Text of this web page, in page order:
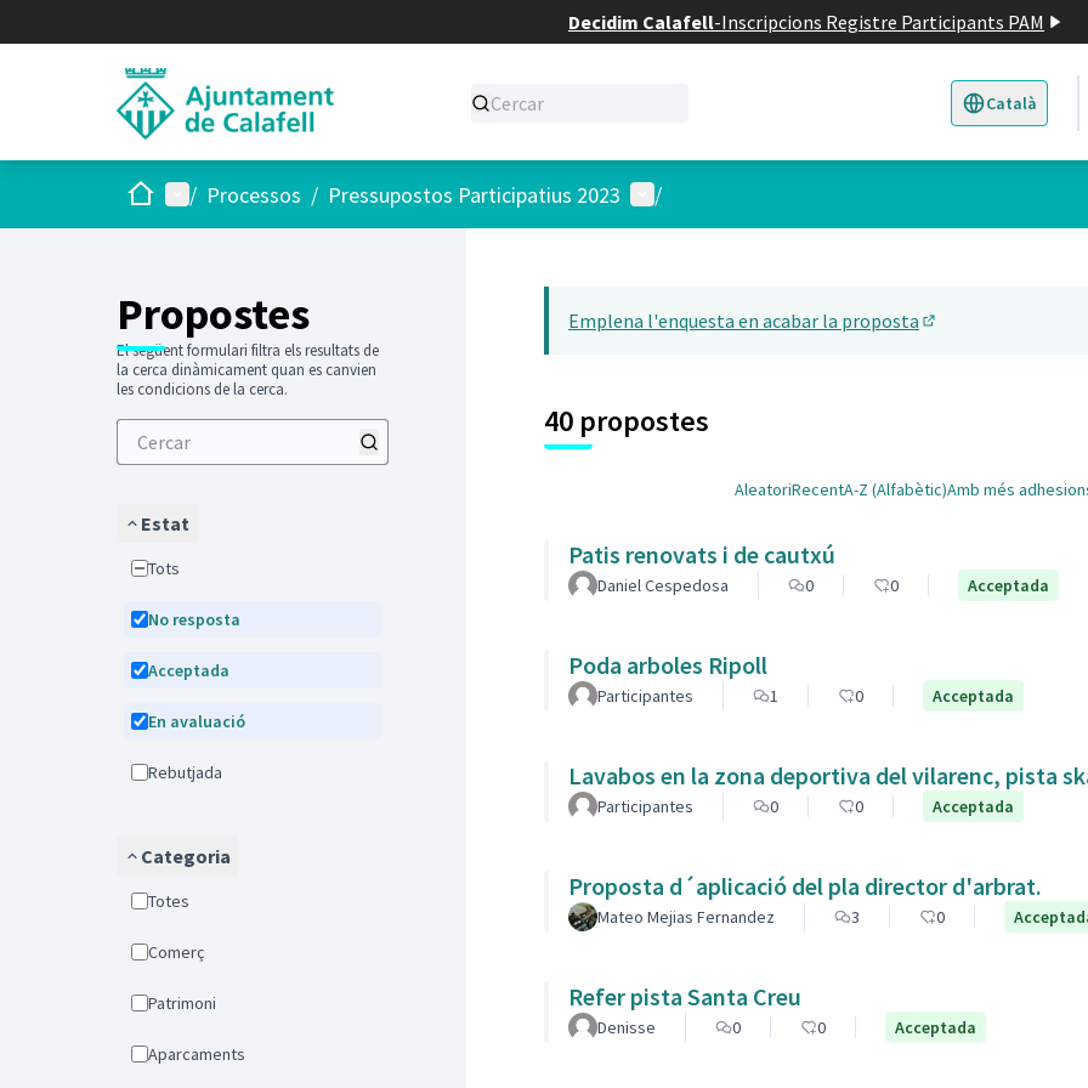
Decidim Calafell-Inscripcions Registre Participants PAM
Català
Triar la llengua
Inici Menú principal
/ Processos / Pressupostos Participatius 2023 Menú d'usuari
/
Propostes
El següent formulari filtra els resultats de
la cerca dinàmicament quan es canvien
les condicions de la cerca.
Estat
Tots
No resposta
Acceptada
En avaluació
Rebutjada
Categoria
Totes
Comerç
Patrimoni
Aparcaments
14
Emplena l'enquesta en acabar la proposta
40 propostes
AleatoriRecentA-Z (Alfabètic)Amb més
Patis renovats i de cautxú
Daniel Cespedosa 0 0 Acceptada
Poda arboles Ripoll
Participantes 1 0 Acceptada
Lavabos en la zona deportiva del vilarenc, pista
Participantes 0 0 Acceptada
Proposta d´aplicació del pla director d'arbrat.
Mateo Mejias Fernandez 3 0
Refer pista Santa Creu
Denisse 0 0 Acceptada